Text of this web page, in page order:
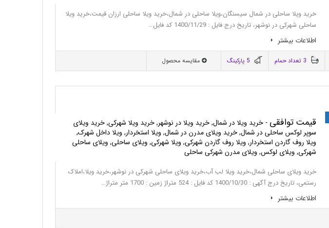
خرید ویلا ساحلی در شمال سیسنگان،ویلا ساحلی در شمال،خرید ویلا ساحلی ارزان قیمت،خرید ویلا
ساحلی شهرکی در نوشهر، تاریخ درج فایل : 1400/11/29 کد فایل…
اطلاعات بيشتر
مقایسه محصول
قیمت توافقی - خرید ویلا در شمال, خرید ویلا در نوشهر, خرید ویلا شهرکی, خرید ویلای
سوپر لوکس ساحلی در شمال, خرید ویلای مدرن در شمال, ویلا استخردار, ویلا داخل شهرک,
ویلا روف گاردن استخردار, ویلا روف گاردن شهرکی, ویلا شهرکی, ویلای ساحلی, ویلای ساحلی
شهرکی, ویلای لوکس, ویلای مدرن شهرکی ساحلی
خرید ویلای ساحلی شمال،خرید ویلا لب آب،خرید ویلای ساحلی شهرکی در نوشهر،خرید ویلا،املاک
رستمی، تاریخ درج آگهی : 1400/10/30 کد فایل : 524 متراژ زمین : 1700 متر متراژ…
اطلاعات بيشتر